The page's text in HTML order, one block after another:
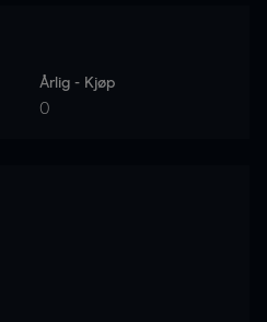
Årlig - Kjøp
0